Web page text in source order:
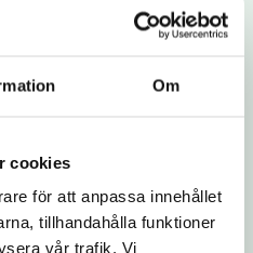
Om
cookies
för att anpassa innehållet
tillhandahålla funktioner
vår trafik. Vi